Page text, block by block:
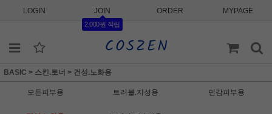
LOGIN JOIN
2,000원 적립
ORDER MYPAGE
BASIC > 스킨.토너 > 건성.노화용
모든피부용 트러블.지성용 민감피부용